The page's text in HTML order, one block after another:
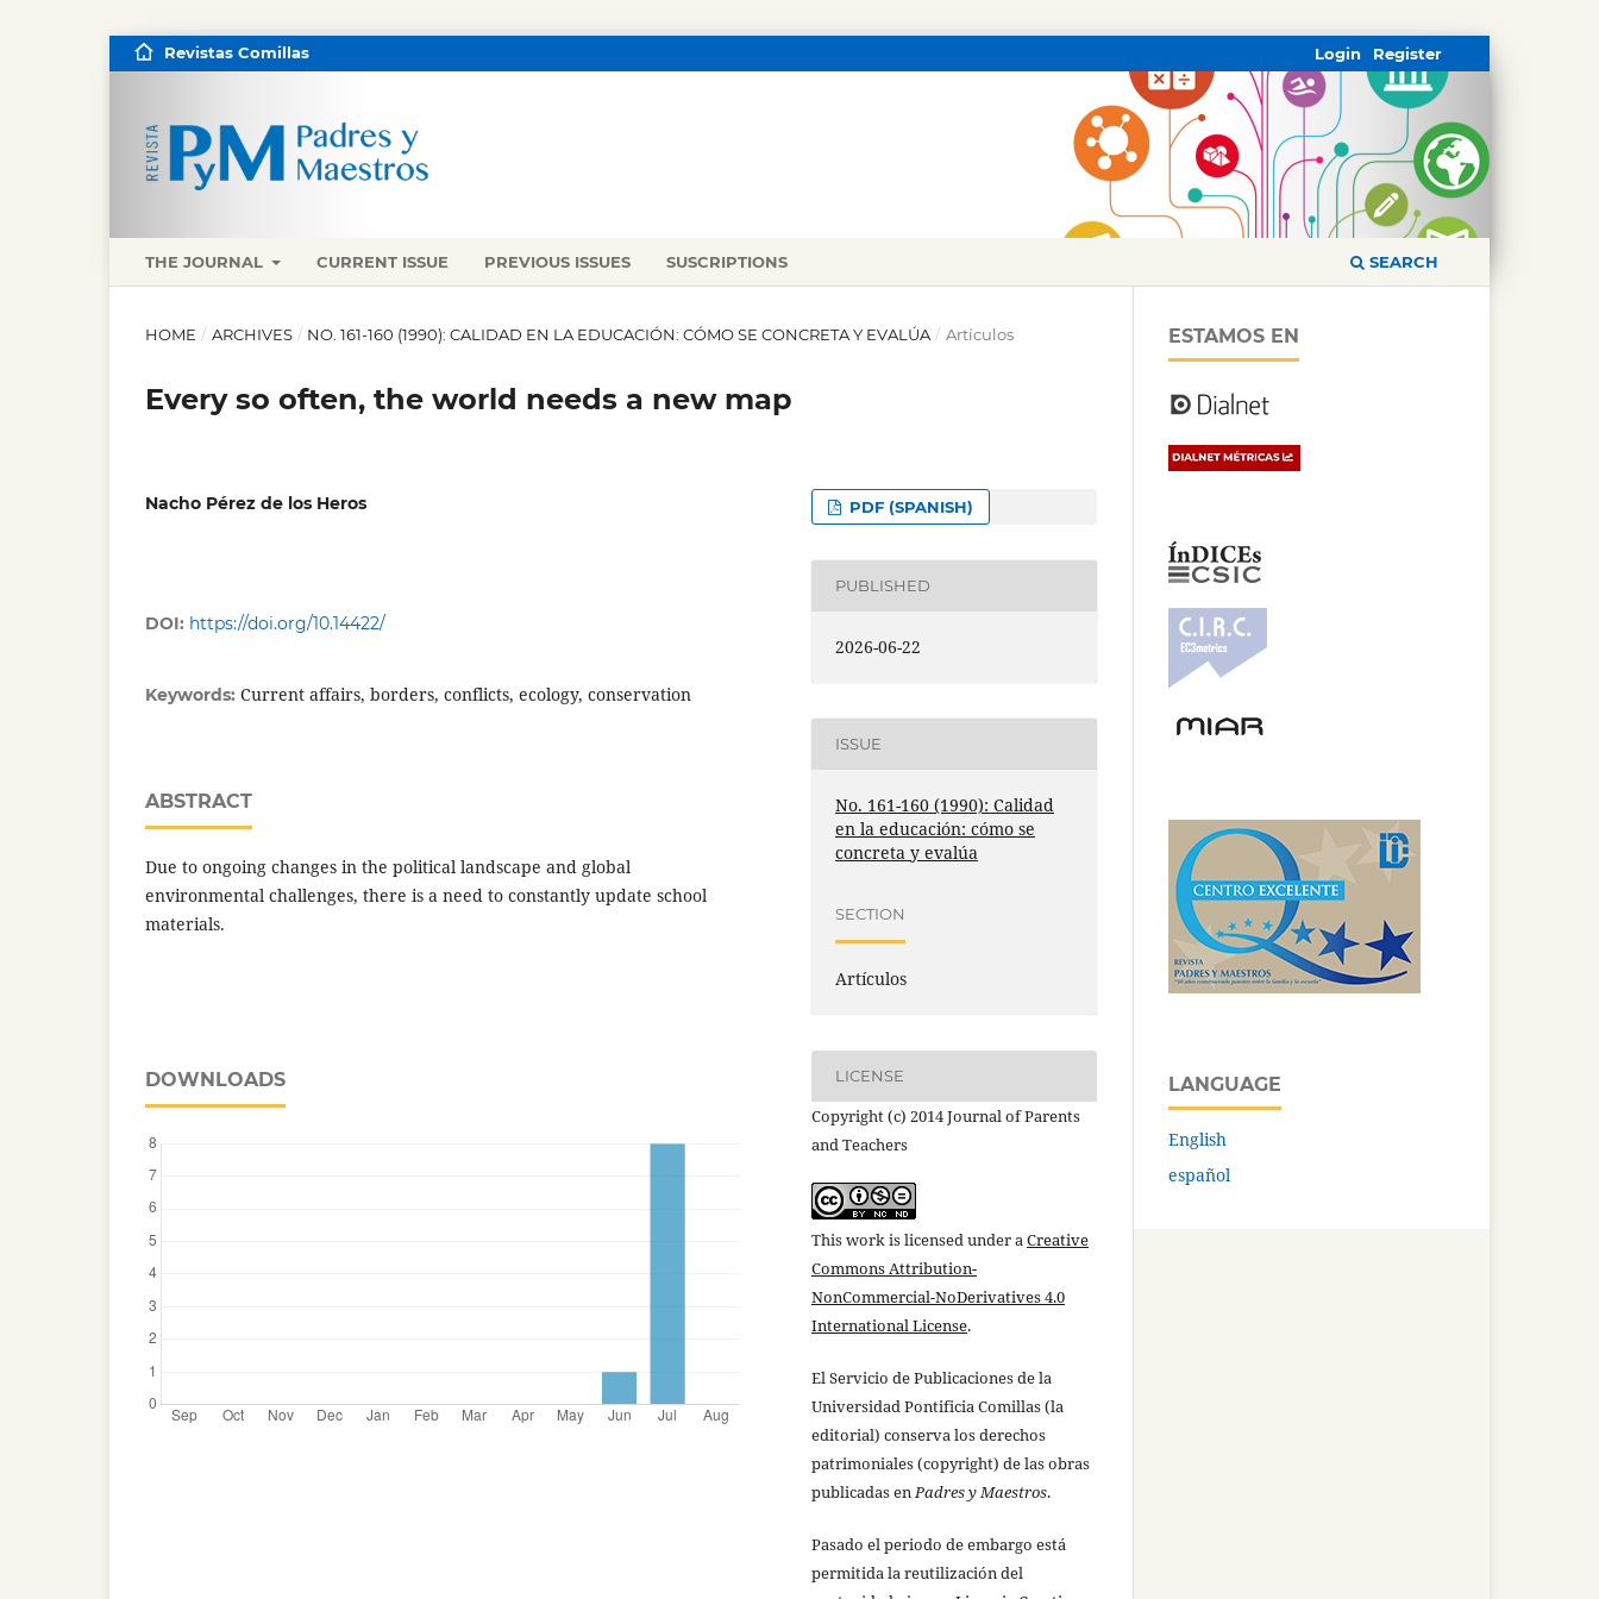
THE JOURNAL CURRENT ISSUE PREVIOUS ISSUES SUSCRIPTIONS SEARCH
Revistas Comillas Register
Login
HOME / ARCHIVES / NO. 161-160 (1990): CALIDAD EN LA EDUCACIÓN: CÓMO SE CONCRETA Y EVALÚA / Artículos
Every so often, the world needs a new map
Nacho Pérez de los Heros
DOI: https://doi.org/10.14422/
Keywords: Current affairs, borders, conflicts, ecology, conservation
ABSTRACT
Due to ongoing changes in the political landscape and global
environmental challenges, there is a need to constantly update school
materials.
DOWNLOADS
PDF (SPANISH)
PUBLISHED
2026-06-22
ISSUE
No. 161-160 (1990): Calidad
en la educación: cómo se
concreta y evalúa
SECTION
Artículos
LICENSE
Copyright (c) 2014 Journal of Parents
and Teachers
This work is licensed under aCreative
Commons Attribution-
NonCommercial-NoDerivatives 4.0
International License.
El Servicio de Publicaciones de la
Universidad Pontificia Comillas (la
editorial) conserva los derechos
patrimoniales (copyright) de las obras
publicadas enPadres y Maestros.
Pasado el periodo de embargo está
permitida la reutilización del
ESTAMOS EN
LANGUAGE
English
español